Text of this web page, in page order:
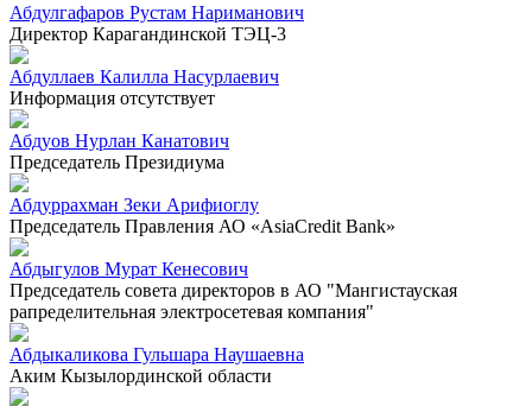
Абдулгафаров Рустам Нариманович
Директор Карагандинской ТЭЦ-3
Абдуллаев Калилла Насурлаевич
Информация отсутствует
Абдуов Нурлан Канатович
Председатель Президиума
Абдуррахман Зеки Арифиоглу
Председатель Правления АО «AsiaCredit Bank»
Абдыгулов Мурат Кенесович
Председатель совета директоров в АО "Мангистауская
рапределительная электросетевая компания"
Абдыкаликова Гульшара Наушаевна
Аким Кызылординской области